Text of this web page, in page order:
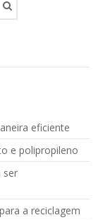
eficiente
e polipropileno
ser
a reciclagem